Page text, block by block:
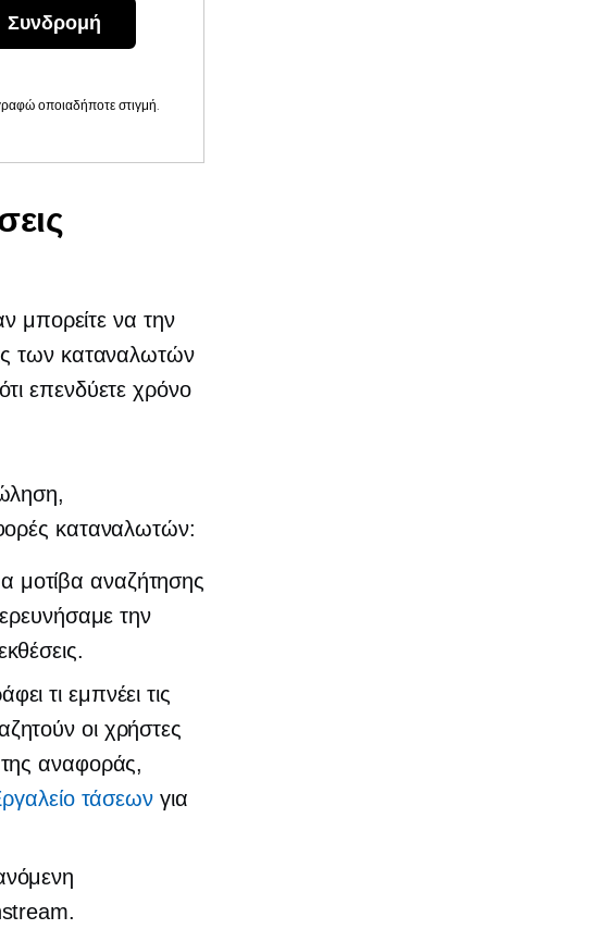
Συνδρομή
οποιαδήποτε στιγμή.
μπορείτε να την
των καταναλωτών
επενδύετε χρόνο
καταναλωτών:
μοτίβα αναζήτησης
την
τι εμπνέει τις
οι χρήστες
αναφοράς,
τάσεωνγια